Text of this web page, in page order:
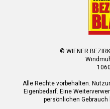
© WIENER
Alle Rechte vorbehalten.
Eigenbedarf. Eine
persönlichen